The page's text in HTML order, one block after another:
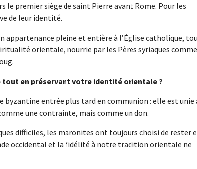
le premier siège de saint Pierre avant Rome. Pour les
de leur identité.
appartenance pleine et entière à l’Église catholique,
orientale, nourrie par les Pères syriaques comme
tout en préservant votre identité orientale ?
byzantine entrée plus tard en communion : elle est unie
une contrainte, mais comme un don.
difficiles, les maronites ont toujours choisi de rester
occidental et la fidélité à notre tradition orientale ne